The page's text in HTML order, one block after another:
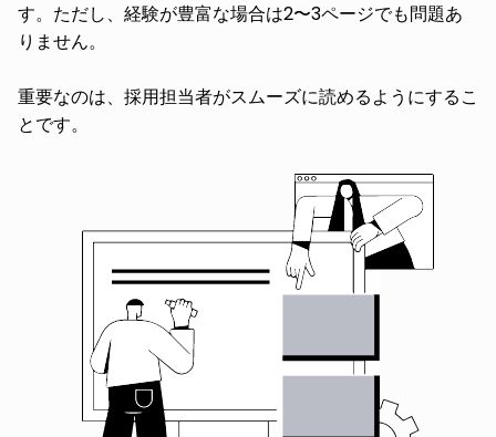
す。ただし、経験が豊富な場合は2〜3ページでも問題あ
りません。
重要なのは、採用担当者がスムーズに読めるようにするこ
とです。